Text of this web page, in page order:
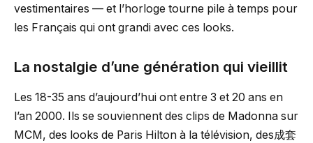
vestimentaires — et l’horloge tourne pile à temps pour
les Français qui ont grandi avec ces looks.
La nostalgie d’une génération qui vieillit
Les 18-35 ans d’aujourd’hui ont entre 3 et 20 ans en
l’an 2000. Ils se souviennent des clips de Madonna sur
MCM, des looks de Paris Hilton à la télévision, des成套